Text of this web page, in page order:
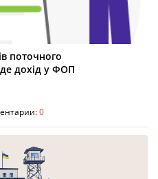
поточного
дохід у ФОП
0